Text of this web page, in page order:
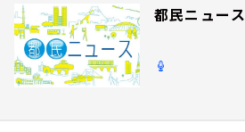
都民ニュース